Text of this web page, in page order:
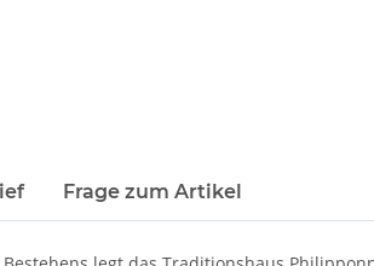
Frage zum Artikel